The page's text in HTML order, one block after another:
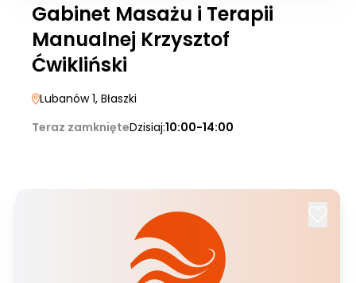
Gabinet Masażu i Terapii
Manualnej Krzysztof
Ćwikliński
Lubanów 1, Błaszki
Teraz zamknięteDzisiaj:10:00-14:00